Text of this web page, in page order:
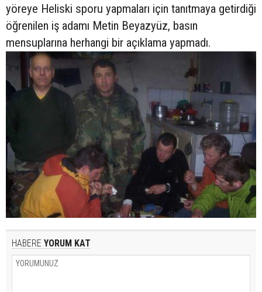
yöreye Heliski sporu yapmaları için tanıtmaya getirdiği
öğrenilen iş adamı Metin Beyazyüz, basın
mensuplarına herhangi bir açıklama yapmadı.
HABERE YORUM KAT